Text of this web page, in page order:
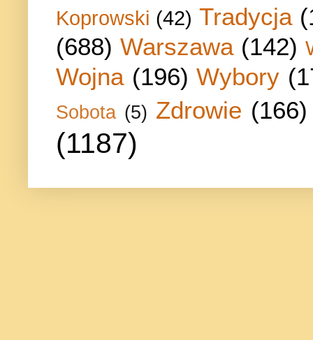
Koprowski (42) Tradycja
(688) Warszawa (142)
Wojna (196) Wybory
Sobota (5) Zdrowie (166)
(1187)